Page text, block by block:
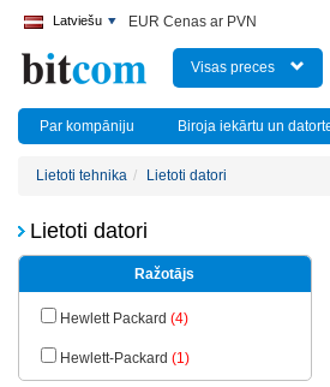
Latviešu EUR Cenas ar PVN
Visas preces
Par kompāniju Biroja iekārtu un
Lietoti tehnika Lietoti datori
Lietoti datori
Ražotājs
Hewlett Packard (4)
Hewlett-Packard (1)